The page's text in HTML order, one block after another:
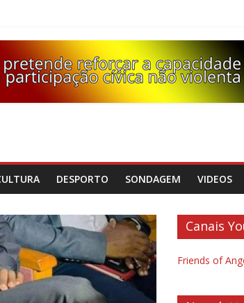
DESPORTO SONDAGEM VIDEOS
Canais
Friends of